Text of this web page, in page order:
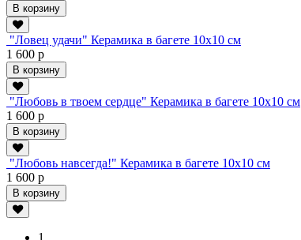
В корзину
"Ловец удачи" Керамика в багете 10х10 см
1 600 р
В корзину
"Любовь в твоем сердце" Керамика в багете 10х10 см
1 600 р
В корзину
"Любовь навсегда!" Керамика в багете 10х10 см
1 600 р
В корзину
1